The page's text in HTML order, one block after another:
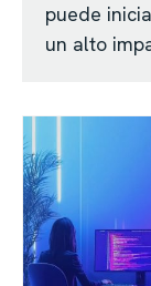
puede
un alto